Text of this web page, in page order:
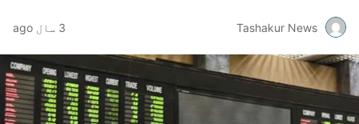
Tashakur News 3 سال ago